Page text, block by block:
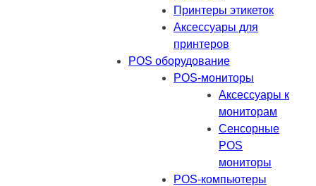
Принтеры этикеток
Аксессуары для
принтеров
POS оборудование
POS-мониторы
Аксессуары к
мониторам
Сенсорные
POS
мониторы
POS-компьютеры